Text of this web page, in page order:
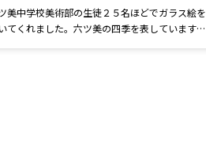
美中学校美術部の生徒２５名ほどでガラス絵を
てくれました。六ツ美の四季を表しています。